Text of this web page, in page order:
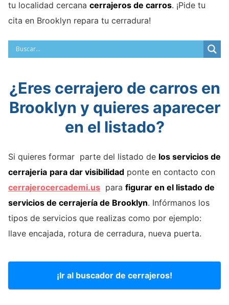
tu localidad cercana cerrajeros de carros. ¡Pide tu
cita en Brooklyn repara tu cerradura!
¿Eres cerrajero de carros en
Brooklyn y quieres aparecer
en el listado?
Si quieres formar parte del listado de los servicios de
cerrajeria para dar visibilidad ponte en contacto con
cerrajerocercademi.us para figurar en el listado de
servicios de cerrajería de Brooklyn. Infórmanos los
tipos de servicios que realizas como por ejemplo:
llave encajada, rotura de cerradura, nueva puerta.
¡Ir al buscador de cerrajeros!